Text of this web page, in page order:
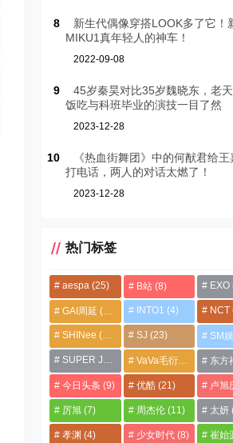
8
新生代偶像穿搭LOOK多了它！
MIKU1真年轻人的神车！
2022-09-08
9
45岁秦昊对比35岁魏晓东，老
饭吃与科班毕业的演技一目了然
2023-12-28
10
《热血街舞团》中的何猷君给王
打电话，两人的对话太燃了！
2023-12-28
热门标签
aespa (25) B站(8) EXO
GAI周延 (21) INTO1 (4) NCT
SHINee (13) SJ (23) SM
SUPER JUNIOR (4)
VaVa毛衍七 东方
今日头条 (9) 优酷(21) 卢旭
厉旭 (7) 周杰伦(11) 太妍
孝渊 (4) 少女时代(8) 崔始